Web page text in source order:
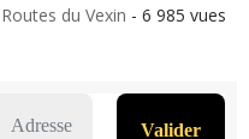
du Vexin - 6 985 vues